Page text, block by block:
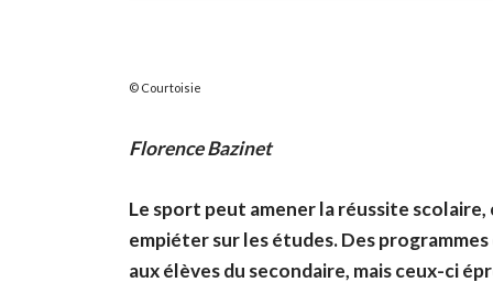
Courtoisie
Florence Bazinet
Le sport peut amener la réussite
empiéter sur les études. Des
aux élèves du secondaire, mais ceux-ci